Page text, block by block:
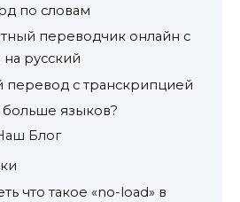
по словам
переводчик онлайн с
на русский
перевод с транскрипцией
языков?
Блог
что такое «no-load» в